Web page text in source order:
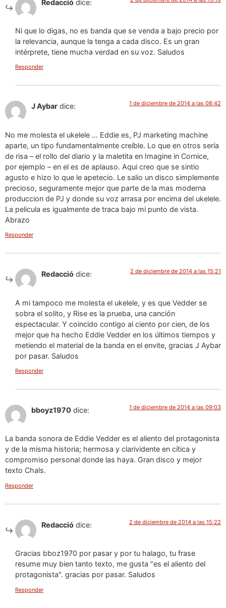
Redacció dice:
Ni que lo digas, no es banda que se venda a bajo precio por
la relevancia, aunque la tenga a cada disco. Es un gran
intérprete, tiene mucha verdad en su voz. Saludos
Responder
J Aybar dice: 1 de diciembre de 2014 a las 08:42
No me molesta el ukelele … Eddie es, PJ marketing machine
aparte, un tipo fundamentalmente creíble. Lo que en otros sería
de risa – el rollo del diario y la maletita en Imagine in Cornice,
por ejemplo – en el es de aplauso. Aqui creo que se sintio
agusto e hizo lo que le apetecio. Le salio un disco simplemente
precioso, seguramente mejor que parte de la mas moderna
produccion de PJ y donde su voz arrasa por encima del ukelele.
La pelicula es igualmente de traca bajo mi punto de vista.
Abrazo
Responder
Redacció dice: 2 de diciembre de 2014 a las 15:21
A mi tampoco me molesta el ukelele, y es que Vedder se
sobra el solito, y Rise es la prueba, una canción
espectacular. Y coincido contigo al ciento por cien, de los
mejor que ha hecho Eddie Vedder en los últimos tiempos y
metiendo el material de la banda en el envite, gracias J Aybar
por pasar. Saludos
Responder
bboyz1970 dice: 1 de diciembre de 2014 a las 09:03
La banda sonora de Eddie Vedder es el aliento del protagonista
y de la misma historia; hermosa y clarividente en cítica y
compromiso personal donde las haya. Gran disco y mejor
texto Chals.
Responder
Redacció dice: 2 de diciembre de 2014 a las 15:22
Gracias bboz1970 por pasar y por tu halago, tu frase
resume muy bien tanto texto, me gusta "es el aliento del
protagonista". gracias por pasar. Saludos
Responder